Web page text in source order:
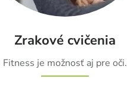
Zrakové cvičenia
Fitness je možnosť aj pre oči.